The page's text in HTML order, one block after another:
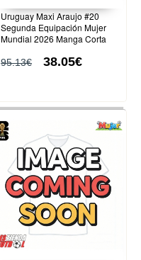
Uruguay Maxi Araujo #20
Segunda Equipación Mujer
Mundial 2026 Manga Corta
95.13€ 38.05€